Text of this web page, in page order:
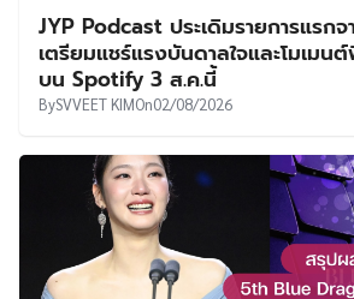
JYP Podcast ประเดิมรายการแรกจ
เตรียมแชร์แรงบันดาลใจและโมเมน
บน Spotify 3 ส.ค.นี้
BySVVEET KIMOn02/08/2026